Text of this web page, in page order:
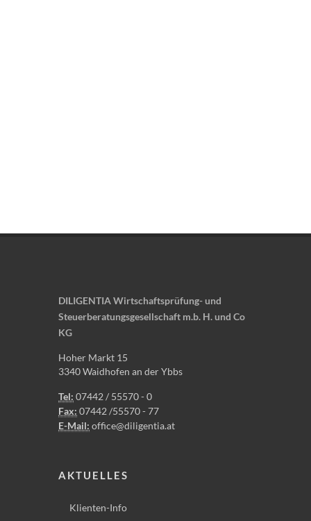
DILIGENTIA Wirtschaftsprüfung- und
Steuerberatungsgesellschaft m.b. H. und Co
KG
Hoher Markt 15
3340 Waidhofen an der Ybbs
Tel: 07442 / 55570 - 0
Fax: 07442 /55570 - 77
E-Mail: office@diligentia.at
AKTUELLES
Klienten-Info